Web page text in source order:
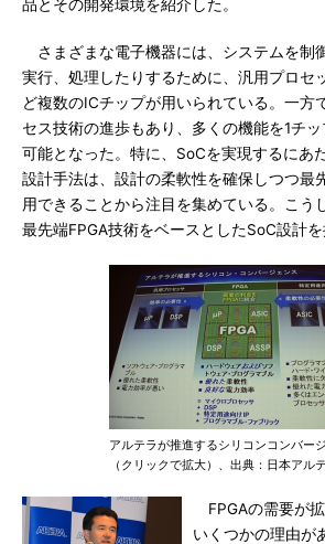
品とその開発環境を紹介した。
さまざまな電子機器には、システムを制
実行、処理したりするために、汎用プロセ
ど複数のICチップが用いられている。一方
セス技術の進歩もあり、多くの機能を1チ
可能となった。特に、SoCを実現するにあ
設計手法は、設計の柔軟性を確保しつつ最
用できることから注目を集めている。こう
最先端FPGA技術をベースとしたSoC設計を
アルテラが推進するシリコンコンバー
（クリックで拡大）、出典：日本アル
FPGAの需要が
いくつかの理由が